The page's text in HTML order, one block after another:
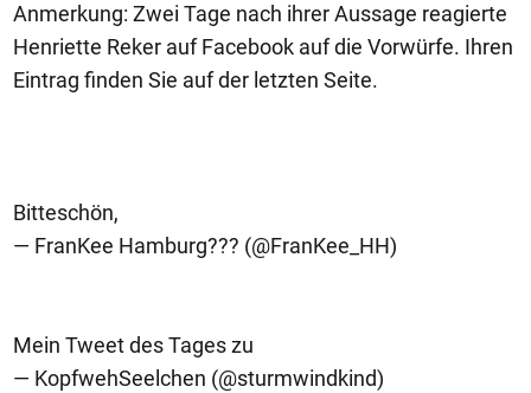
Anmerkung: Zwei Tage nach ihrer Aussage reagierte
Henriette Reker auf Facebook auf die Vorwürfe. Ihren
Eintrag finden Sie auf der letzten Seite.
Bitteschön,
— FranKee Hamburg??? (@FranKee_HH)
Mein Tweet des Tages zu
— KopfwehSeelchen (@sturmwindkind)